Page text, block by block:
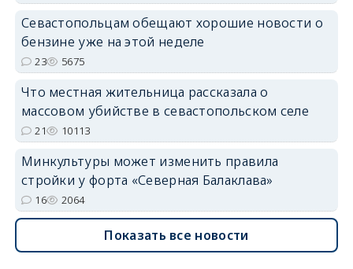
Севастопольцам обещают хорошие новости о
бензине уже на этой неделе
23 5675
Что местная жительница рассказала о
массовом убийстве в севастопольском селе
21 10113
Минкультуры может изменить правила
стройки у форта «Северная Балаклава»
16 2064
Показать все новости